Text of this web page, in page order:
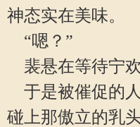
神态实在美味。
“嗯？”
裴悬在等待宁欢
于是被催促的
碰上那傲立的乳头